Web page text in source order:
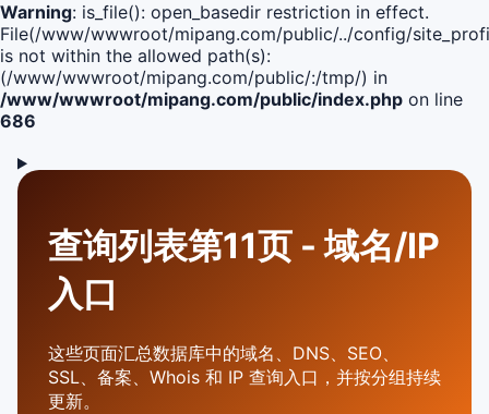
Warning: is_file(): open_basedir restriction in effect.
File(/www/wwwroot/mipang.com/public/../config/
is not within the allowed path(s):
(/www/wwwroot/mipang.com/public/:/tmp/) in
/www/wwwroot/mipang.com/public/index.php on line
686
查询列表第11页 - 域名/IP
入口
这些页面汇总数据库中的域名、DNS、SEO、
SSL、备案、Whois 和 IP 查询入口，并按分组持续
更新。